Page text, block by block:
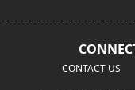
CONTACT US